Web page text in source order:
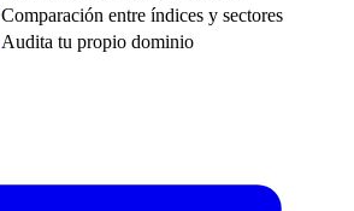
Comparación entre índices y sectores
Audita tu propio dominio